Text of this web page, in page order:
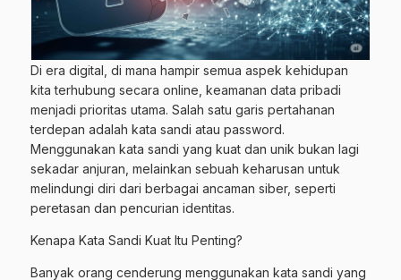
Di era digital, di mana hampir semua aspek kehidupan
kita terhubung secara online, keamanan data pribadi
menjadi prioritas utama. Salah satu garis pertahanan
terdepan adalah kata sandi atau password.
Menggunakan kata sandi yang kuat dan unik bukan lagi
sekadar anjuran, melainkan sebuah keharusan untuk
melindungi diri dari berbagai ancaman siber, seperti
peretasan dan pencurian identitas.
Kenapa Kata Sandi Kuat Itu Penting?
Banyak orang cenderung menggunakan kata sandi yang